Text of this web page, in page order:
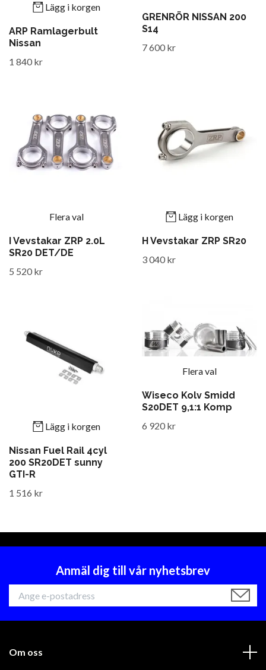
Lägg i korgen
ARP Ramlagerbult
Nissan
1 840 kr
GRENRÖR NISSAN 200
S14
7 600 kr
Flera val
I Vevstakar ZRP 2.0L
SR20 DET/DE
5 520 kr
Lägg i korgen
H Vevstakar ZRP SR20
3 040 kr
Lägg i korgen
Nissan Fuel Rail 4cyl
200 SR20DET sunny
GTI-R
1 516 kr
Flera val
Wiseco Kolv Smidd
S20DET 9,1:1 Komp
6 920 kr
Anmäl dig till vår nyhetsbrev
Om oss